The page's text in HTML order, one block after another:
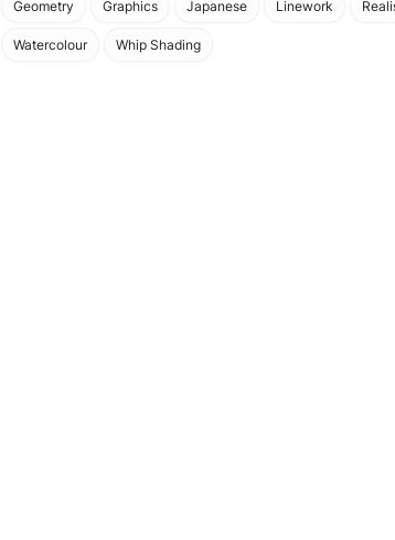
Geometry Graphics Japanese Linework
Watercolour Whip Shading